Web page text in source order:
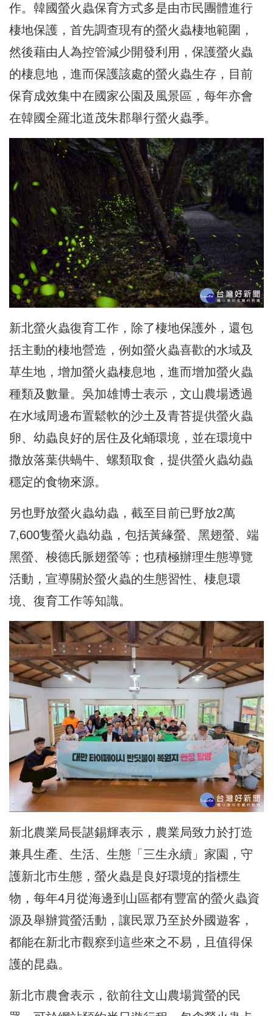
作。韓國螢火蟲保育方式多是由市民團體進行
棲地保護，首先調查現有的螢火蟲棲地範圍，
然後藉由人為控管減少開發利用，保護螢火蟲
的棲息地，進而保護該處的螢火蟲生存，目前
保育成效集中在國家公園及風景區，每年亦會
在韓國全羅北道茂朱郡舉行螢火蟲季。
新北螢火蟲復育工作，除了棲地保護外，還包
括主動的棲地營造，例如螢火蟲喜歡的水域及
草生地，增加螢火蟲棲息地，進而增加螢火蟲
種類及數量。吳加雄博士表示，文山農場透過
在水域周邊布置鬆軟的沙土及青苔提供螢火蟲
卵、幼蟲良好的居住及化蛹環境，並在環境中
撒放落葉供蝸牛、螺類取食，提供螢火蟲幼蟲
穩定的食物來源。
另也野放螢火蟲幼蟲，截至目前已野放2萬
7,600隻螢火蟲幼蟲，包括黃緣螢、黑翅螢、端
黑螢、梭德氏脈翅螢等；也積極辦理生態導覽
活動，宣導關於螢火蟲的生態習性、棲息環
境、復育工作等知識。
新北農業局長諶錫輝表示，農業局致力於打造
兼具生產、生活、生態「三生永續」家園，守
護新北市生態，螢火蟲是良好環境的指標生
物，每年4月從海邊到山區都有豐富的螢火蟲資
源及舉辦賞螢活動，讓民眾乃至於外國遊客，
都能在新北市觀察到這些來之不易，且值得保
護的昆蟲。
新北市農會表示，欲前往文山農場賞螢的民